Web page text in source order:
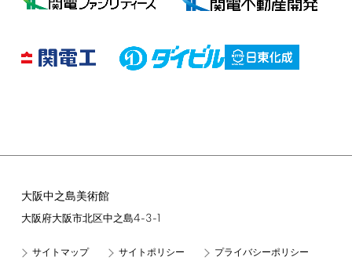
大阪中之島美術館
大阪府大阪市北区中之島4-3-1
サイトマップ サイトポリシー プライバシーポリシー